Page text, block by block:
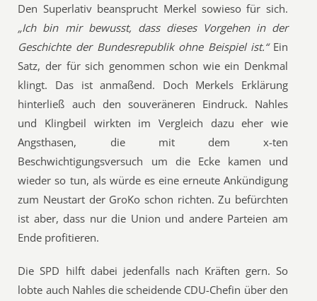
Den Superlativ beansprucht Merkel sowieso für sich.
„Ich bin mir bewusst, dass dieses Vorgehen in der
Geschichte der Bundesrepublik ohne Beispiel ist.“ Ein
Satz, der für sich genommen schon wie ein Denkmal
klingt. Das ist anmaßend. Doch Merkels Erklärung
hinterließ auch den souveräneren Eindruck. Nahles
und Klingbeil wirkten im Vergleich dazu eher wie
Angsthasen, die mit dem x-ten
Beschwichtigungsversuch um die Ecke kamen und
wieder so tun, als würde es eine erneute Ankündigung
zum Neustart der GroKo schon richten. Zu befürchten
ist aber, dass nur die Union und andere Parteien am
Ende profitieren.
Die SPD hilft dabei jedenfalls nach Kräften gern. So
lobte auch Nahles die scheidende CDU-Chefin über den